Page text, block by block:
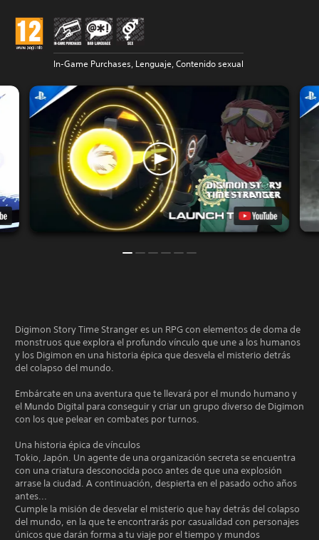
In-Game Purchases, Lenguaje, Contenido sexual
Digimon Story Time Stranger es un RPG con elementos de doma de
monstruos que explora el profundo vínculo que une a los humanos
y los Digimon en una historia épica que desvela el misterio detrás
del colapso del mundo.
Embárcate en una aventura que te llevará por el mundo humano y
el Mundo Digital para conseguir y criar un grupo diverso de Digimon
con los que pelear en combates por turnos.
Una historia épica de vínculos
Tokio, Japón. Un agente de una organización secreta se encuentra
con una criatura desconocida poco antes de que una explosión
arrase la ciudad. A continuación, despierta en el pasado ocho años
antes...
Cumple la misión de desvelar el misterio que hay detrás del colapso
del mundo, en la que te encontrarás por casualidad con personajes
únicos que darán forma a tu viaje por el tiempo y mundos